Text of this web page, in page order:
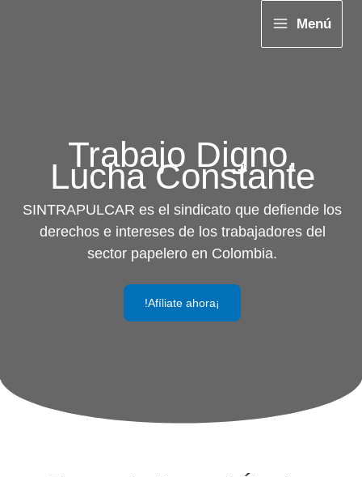
Menú
Trabajo Digno,
Lucha Constante
SINTRAPULCAR es el sindicato que defiende los
derechos e intereses de los trabajadores del
sector papelero en Colombia.
!Afíliate ahora¡